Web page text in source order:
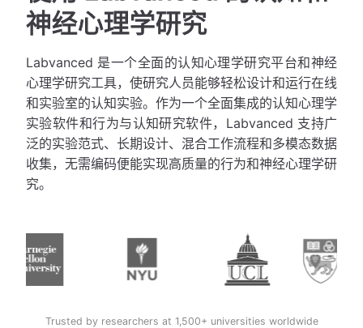
神经心理学研究
Labvanced 是一个全面的认知心理学研究平台和神经
心理学研究工具，使研究人员能够轻松设计和运行在线
和实验室的认知实验。作为一个全面集成的认知心理学
实验软件和行为与认知研究软件，Labvanced 支持广
泛的实验范式、长期设计、混合工作流程和多模态数据
收集，无需编码便能实现高质量的行为和神经心理学研
究。
Trusted by researchers at 1,500+ universities worldwide